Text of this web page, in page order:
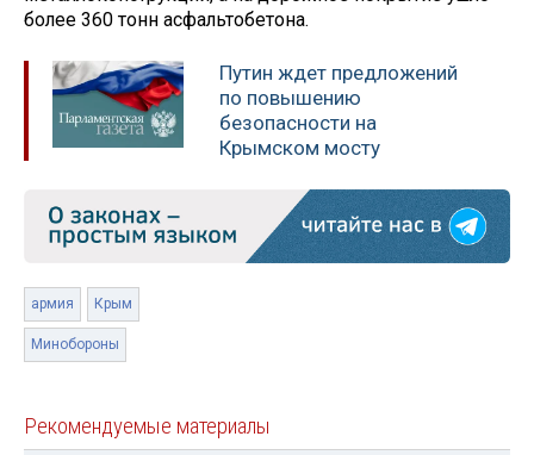
более 360 тонн асфальтобетона.
Путин ждет предложений
по повышению
безопасности на
Крымском мосту
армия Крым
Минобороны
Рекомендуемые материалы